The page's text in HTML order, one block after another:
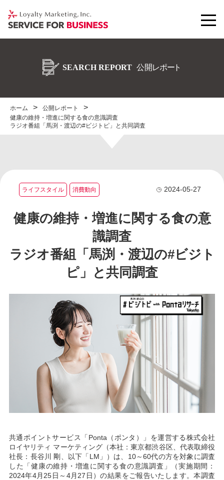
ホーム
公開レポート
健康の維持・増進に関する食の意識調査
ラジオ番組「馬渕・渡辺の#ビジトピ」と共同調査
ライフスタイル 消費動向 2024-05-27
健康の維持・増進に関する食の意
識調査
ラジオ番組「馬渕・渡辺の#ビジト
ピ」と共同調査
共通ポイントサービス「Ponta（ポンタ）」を運営する株式会社
ロイヤリティ マーケティング（本社：東京都渋谷区、代表取締役
社長：長谷川 剛、以下「LM」）は、10～60代の方を対象に調査
した「健康の維持・増進に関する食の意識調査」（実施期間：
2024年4月25日～4月27日）の結果をご報告いたします。本調査